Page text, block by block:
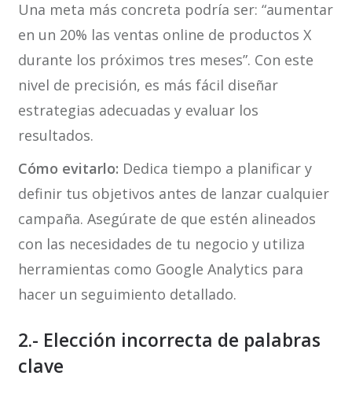
Una meta más concreta podría ser: “aumentar
en un 20% las ventas online de productos X
durante los próximos tres meses”. Con este
nivel de precisión, es más fácil diseñar
estrategias adecuadas y evaluar los
resultados.
Cómo evitarlo: Dedica tiempo a planificar y
definir tus objetivos antes de lanzar cualquier
campaña. Asegúrate de que estén alineados
con las necesidades de tu negocio y utiliza
herramientas como Google Analytics para
hacer un seguimiento detallado.
2.- Elección incorrecta de palabras
clave